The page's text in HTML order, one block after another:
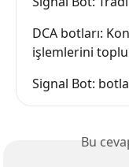
DCA botları:
işlemlerini
Signal Bot:
Bu